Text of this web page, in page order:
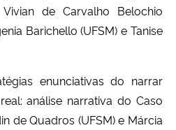
de Carvalho Belochio
Barichello (UFSM) e Tanise
enunciativas do narrar
análise narrativa do Caso
de Quadros (UFSM) e Márcia